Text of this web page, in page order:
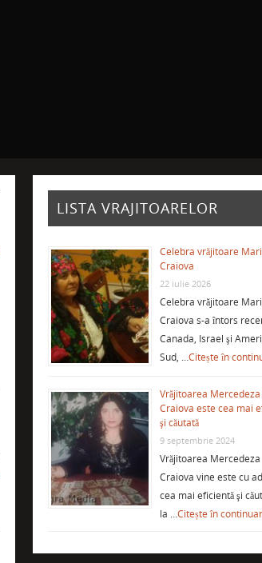
LISTA VRAJITOARELOR
Celebra vrăjitoare
Craiova
22 iulie 2026
Celebra vrăjitoare
Craiova s-a întors
Canada, Israel şi
Sud, …Citește în
Vrăjitoarea
Craiova este cea mai
şi căutată
9 septembrie 2024
Vrăjitoarea
Craiova vine este cu
cea mai eficientă şi
la …Citește în